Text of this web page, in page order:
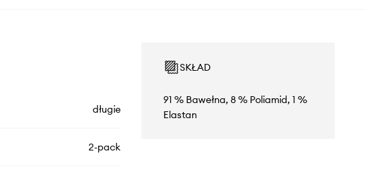
długie
2-pack
SKŁAD
91 % Bawełna, 8 % Poliamid, 1 %
Elastan